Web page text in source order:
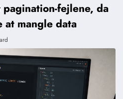
fejlene, da
mangle data